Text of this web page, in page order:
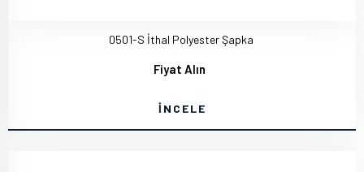
0501-S İthal Polyester Şapka
Fiyat Alın
İNCELE